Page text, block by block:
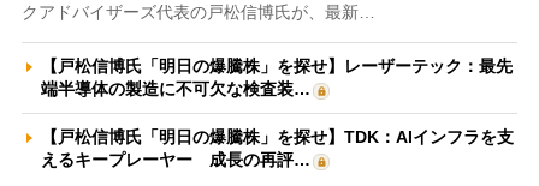
クアドバイザーズ代表の戸松信博氏が、最新…
【戸松信博氏「明日の爆騰株」を探せ】レーザーテック：最先
端半導体の製造に不可欠な検査装…
【戸松信博氏「明日の爆騰株」を探せ】TDK：AIインフラを支
えるキープレーヤー 成長の再評…